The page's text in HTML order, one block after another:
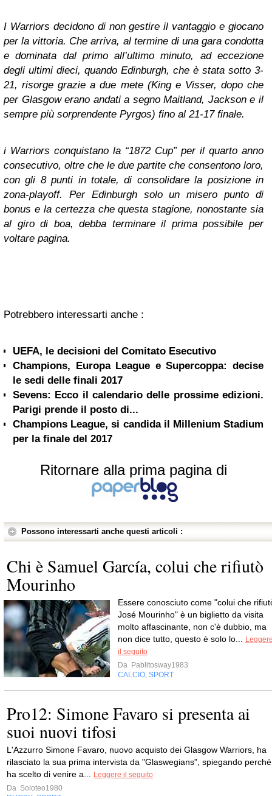
I Warriors decidono di non gestire il vantaggio e giocano
per la vittoria. Che arriva, al termine di una gara condotta
e dominata dal primo all’ultimo minuto, ad eccezione
degli ultimi dieci, quando Edinburgh, che è stata sotto 3-
21, risorge grazie a due mete (King e Visser, dopo che
per Glasgow erano andati a segno Maitland, Jackson e il
sempre più sorprendente Pyrgos) fino al 21-17 finale.
i Warriors conquistano la “1872 Cup” per il quarto anno
consecutivo, oltre che le due partite che consentono loro,
con gli 8 punti in totale, di consolidare la posizione in
zona-playoff. Per Edinburgh solo un misero punto di
bonus e la certezza che questa stagione, nonostante sia
al giro di boa, debba terminare il prima possibile per
voltare pagina.
Potrebbero interessarti anche :
UEFA, le decisioni del Comitato Esecutivo
Champions, Europa League e Supercoppa: decise
le sedi delle finali 2017
Sevens: Ecco il calendario delle prossime edizioni.
Parigi prende il posto di...
Champions League, si candida il Millenium Stadium
per la finale del 2017
Ritornare alla prima pagina di
Possono interessarti anche questi articoli :
Chi è Samuel García, colui che rifiutò
Mourinho
Essere conosciuto come "colui che
José Mourinho" è un biglietto da visita
molto affascinante, non c'è dubbio, ma
non dice tutto, questo è solo lo...
il seguito
Da Pablitosway1983
CALCIO, SPORT
Pro12: Simone Favaro si presenta ai
suoi nuovi tifosi
L'Azzurro Simone Favaro, nuovo acquisto dei Glasgow Warriors, ha
rilasciato la sua prima intervista da "Glaswegians", spiegando perché
ha scelto di venire a... Leggere il seguito
Da Soloteo1980